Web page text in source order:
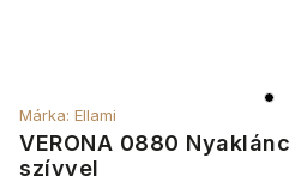
VERONA 0880
szívvel
Márka: Ellami